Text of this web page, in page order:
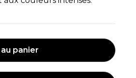
panier